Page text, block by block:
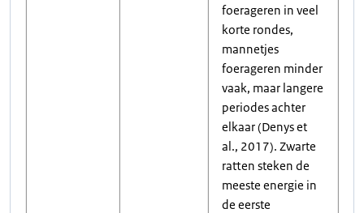
foerageren in veel
korte rondes,
mannetjes
foerageren minder
vaak, maar langere
periodes achter
elkaar (Denys et
al., 2017). Zwarte
ratten steken de
meeste energie in
de eerste